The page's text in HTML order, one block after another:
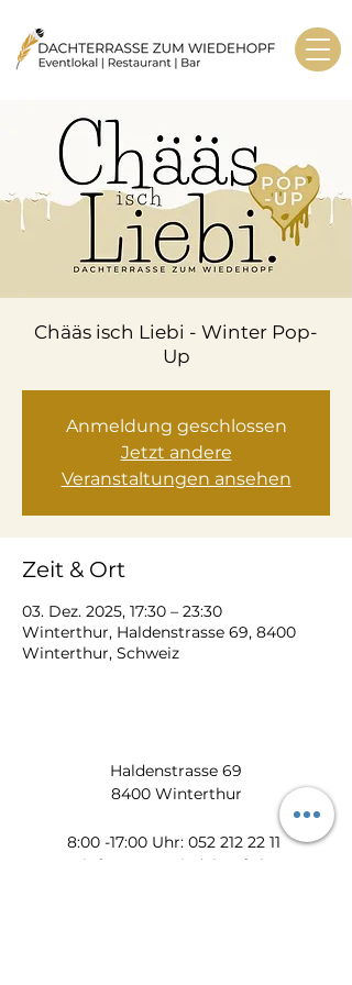
Chääs isch Liebi - Winter Pop-
Up
Anmeldung geschlossen
Jetzt andere
Veranstaltungen ansehen
Zeit & Ort
03. Dez. 2025, 17:30 – 23:30
Winterthur, Haldenstrasse 69, 8400
Winterthur, Schweiz
Haldenstrasse 69
8400 Winterthur
​​8:00 -17:00 Uhr: 052 212 22 11
info@zum-wiedehopf.ch